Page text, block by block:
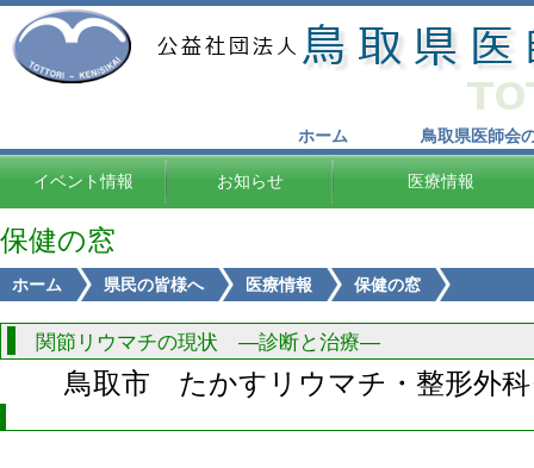
ホーム 鳥取県医師会
イベント情報 お知らせ 医療情報
保健の窓
ホーム 県民の皆様へ 医療情報 保健の窓
関節リウマチの現状 ―診断と治療―
鳥取市 たかすリウマチ・整形外